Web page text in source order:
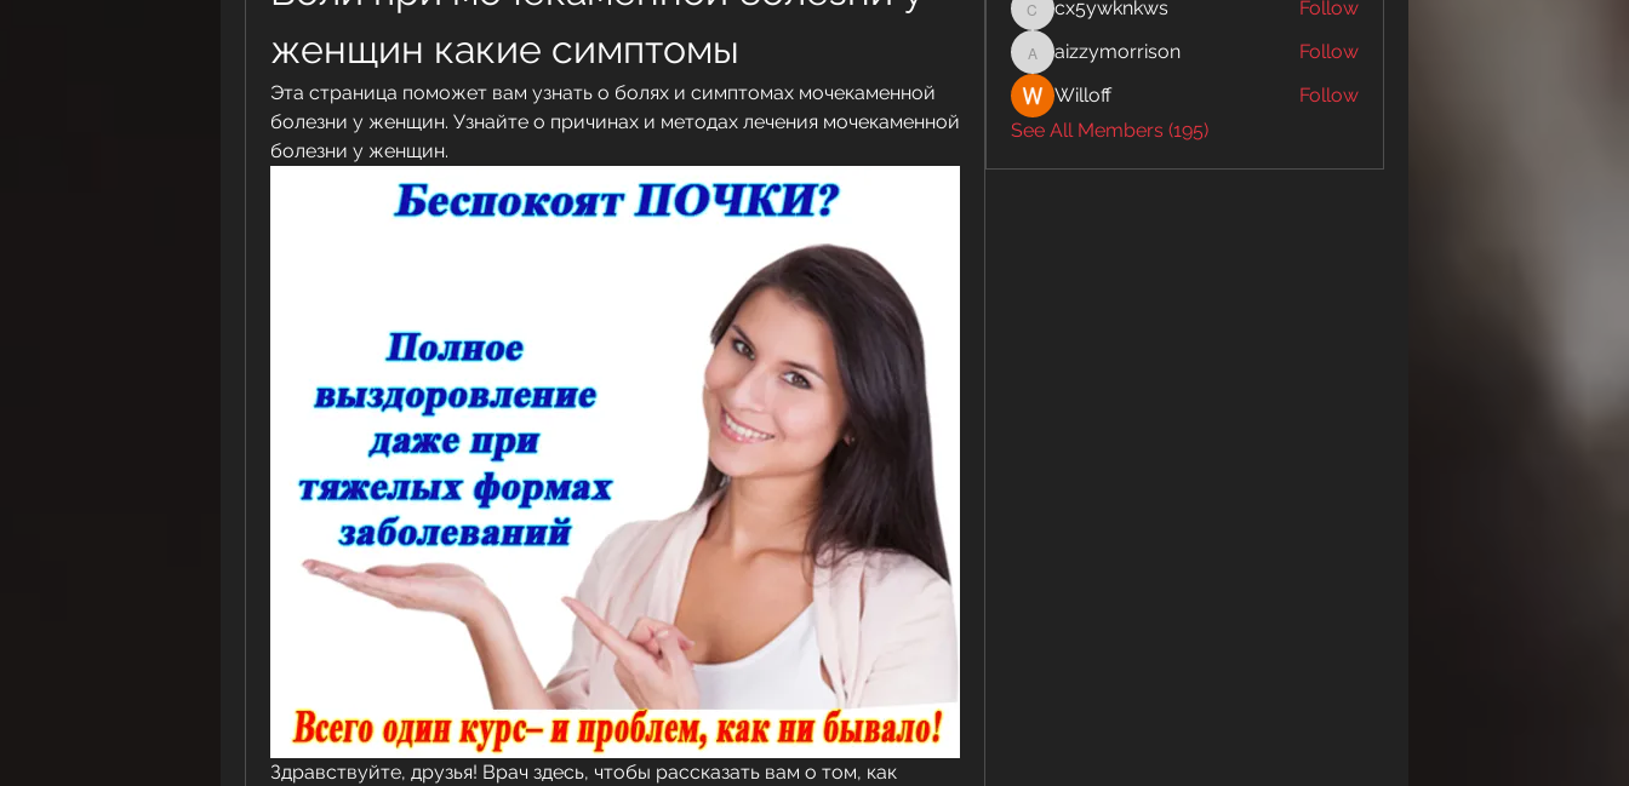
женщин какие симптомы
Эта страница поможет вам узнать о болях и симптомах мочекаменной
болезни у женщин. Узнайте о причинах и методах лечения мочекаменной
болезни у женщин.
Здравствуйте, друзья! Врач здесь, чтобы рассказать вам о том, как
cx5ywknkws
cx5ywknkws Follow
aizzymorrison
aizzymorrison
Follow
Willoff
Follow
See All Members (195)